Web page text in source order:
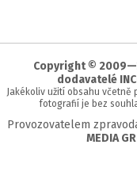
Copyright ©
dodavatelé
Jakékoliv užití obsahu
fotografií je bez
Provozovatelem
MEDIA